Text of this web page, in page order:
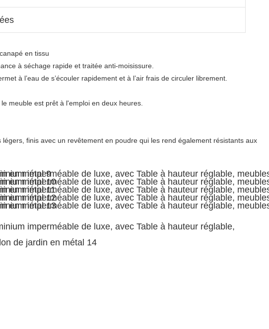
en tissu
à séchage rapide et traitée anti-moisissure.
finis avec un revêtement en poudre qui les rend également résistants aux